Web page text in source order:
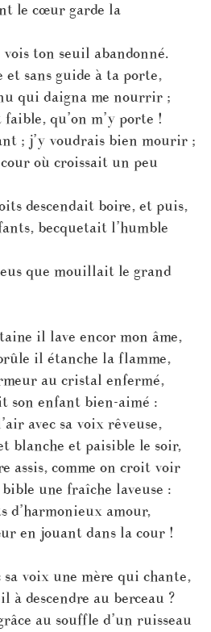
le cœur garde la
ton seuil abandonné.
et sans guide à ta porte,
qui daigna me nourrir ;
qu’on m’y porte !
; j’y voudrais bien mourir ;
où croissait un peu
descendait boire, et puis,
becquetait l’humble
que mouillait le grand
il lave encor mon âme,
il étanche la flamme,
au cristal enfermé,
son enfant bien-aimé :
avec sa voix rêveuse,
blanche et paisible le soir,
assis, comme on croit voir
une fraîche laveuse :
d’harmonieux amour,
en jouant dans la cour !
voix une mère qui chante,
à descendre au berceau ?
au souffle d’un ruisseau